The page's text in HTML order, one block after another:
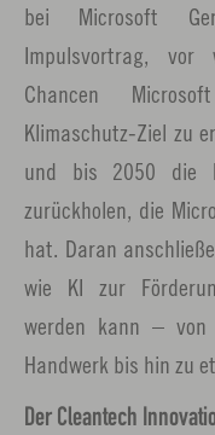
bei Microsoft
Impulsvortrag, vor
Chancen
Klimaschutz-Ziel zu
und bis 2050 die
zurückholen, die
hat. Daran
wie KI zur
werden kann –
Handwerk bis hin zu
Der Cleantech